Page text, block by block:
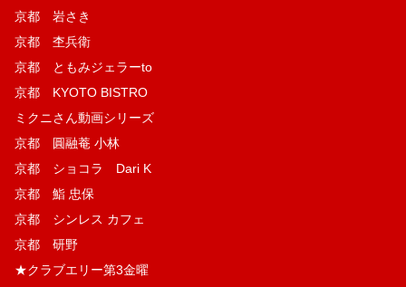
京都 岩さき
京都 杢兵衛
京都 ともみジェラーto
京都 KYOTO BISTRO
ミクニさん動画シリーズ
京都 圓融菴 小林
京都 ショコラ Dari K
京都 鮨 忠保
京都 シンレス カフェ
京都 研野
★クラブエリー第3金曜